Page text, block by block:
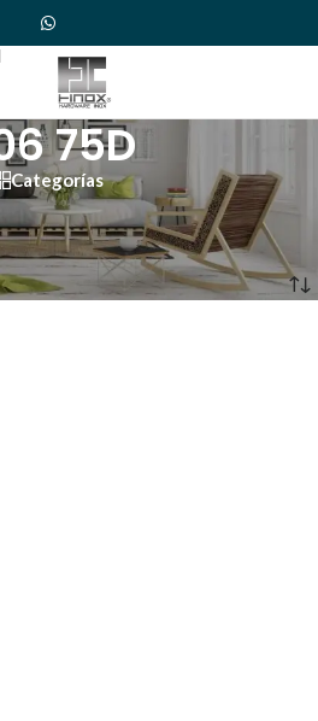
75D
Categorías
“006 75D”